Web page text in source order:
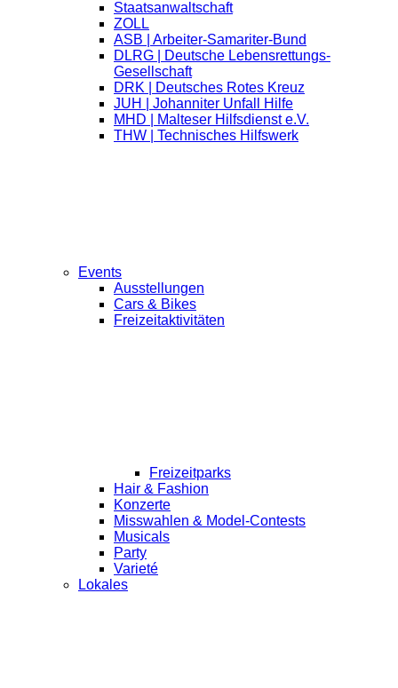
Staatsanwaltschaft
ZOLL
ASB | Arbeiter-Samariter-Bund
DLRG | Deutsche Lebensrettungs-
Gesellschaft
DRK | Deutsches Rotes Kreuz
JUH | Johanniter Unfall Hilfe
MHD | Malteser Hilfsdienst e.V.
THW | Technisches Hilfswerk
Events
Ausstellungen
Cars & Bikes
Freizeitaktivitäten
Freizeitparks
Hair & Fashion
Konzerte
Misswahlen & Model-Contests
Musicals
Party
Varieté
Lokales